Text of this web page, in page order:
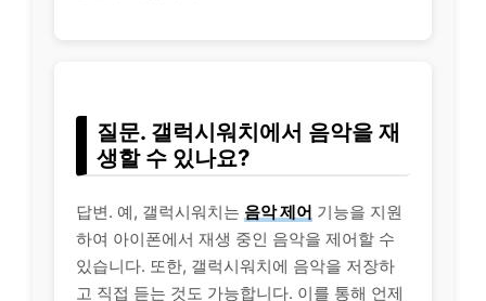
질문. 갤럭시워치에서 음악을 재
생할 수 있나요?
답변. 예, 갤럭시워치는 음악 제어 기능을 지원
하여 아이폰에서 재생 중인 음악을 제어할 수
있습니다. 또한, 갤럭시워치에 음악을 저장하
고 직접 듣는 것도 가능합니다. 이를 통해 언제